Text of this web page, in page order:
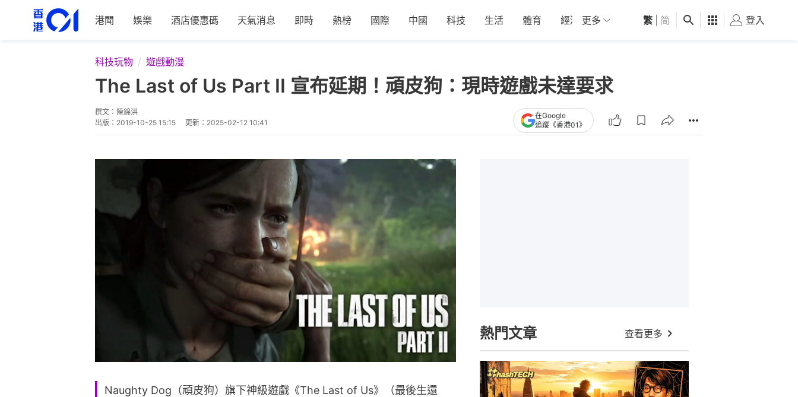
港聞 娛樂 酒店優惠碼 天氣消息 即時 熱榜 國際 中國 科技 生活 體育 經濟 01深圳 觀點 健康 好食玩飛
更多 繁 简 登入
科技玩物 遊戲動漫
The Last of Us Part II 宣布延期！頑皮狗：現時遊戲未達要求
撰文： 陳錦洪
出版： 2019-10-25 15:15 更新： 2025-02-12 10:41
在Google
追蹤《香港01》
Naughty Dog（頑皮狗）旗下神級遊戲《The Last of Us》（最後生還
熱門文章 查看更多